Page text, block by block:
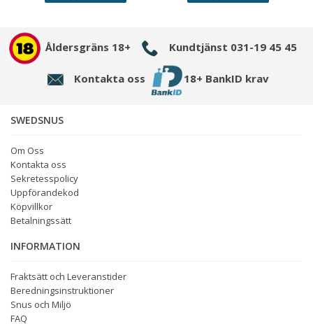
Åldersgräns 18+ Kundtjänst 031-19 45 45
Kontakta oss 18+ BankID krav
SWEDSNUS
Om Oss
Kontakta oss
Sekretesspolicy
Uppförandekod
Köpvillkor
Betalningssätt
INFORMATION
Fraktsätt och Leveranstider
Beredningsinstruktioner
Snus och Miljö
FAQ